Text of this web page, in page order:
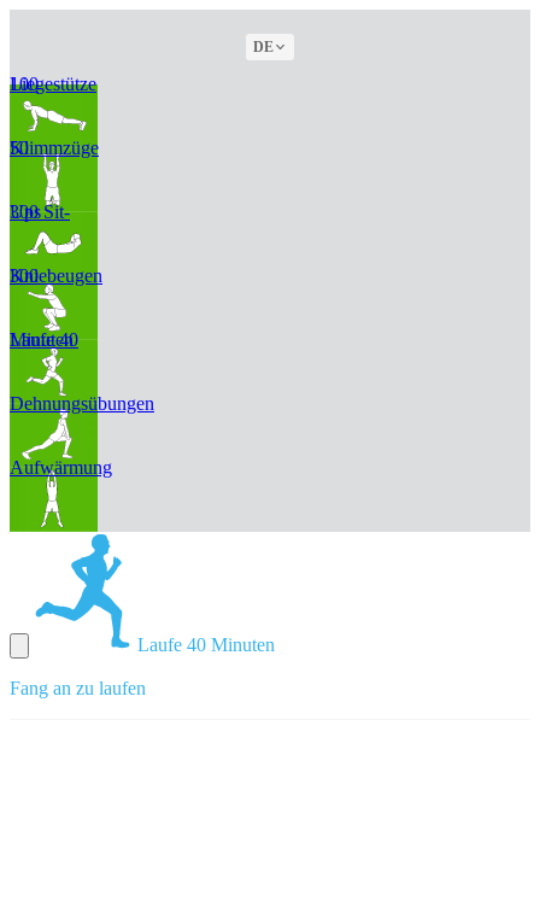
DE
100 Liegestütze
50 Klimmzüge
300 Sit-Ups
300 Kniebeugen
Laufe 40 Minuten
Dehnungsübungen
Aufwärmung
Laufe 40 Minuten
Fang an zu laufen